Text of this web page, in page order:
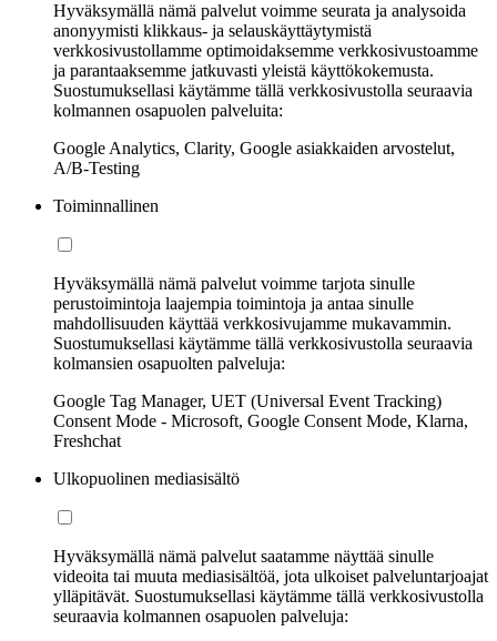
Hyväksymällä nämä palvelut voimme seurata ja analysoida
anonyymisti klikkaus- ja selauskäyttäytymistä
verkkosivustollamme optimoidaksemme verkkosivustoamme
ja parantaaksemme jatkuvasti yleistä käyttökokemusta.
Suostumuksellasi käytämme tällä verkkosivustolla seuraavia
kolmannen osapuolen palveluita:
Google Analytics, Clarity, Google asiakkaiden arvostelut,
A/B-Testing
Toiminnallinen
Hyväksymällä nämä palvelut voimme tarjota sinulle
perustoimintoja laajempia toimintoja ja antaa sinulle
mahdollisuuden käyttää verkkosivujamme mukavammin.
Suostumuksellasi käytämme tällä verkkosivustolla seuraavia
kolmansien osapuolten palveluja:
Google Tag Manager, UET (Universal Event Tracking)
Consent Mode - Microsoft, Google Consent Mode, Klarna,
Freshchat
Ulkopuolinen mediasisältö
Hyväksymällä nämä palvelut saatamme näyttää sinulle
videoita tai muuta mediasisältöä, jota ulkoiset palveluntarjoajat
ylläpitävät. Suostumuksellasi käytämme tällä verkkosivustolla
seuraavia kolmannen osapuolen palveluja: